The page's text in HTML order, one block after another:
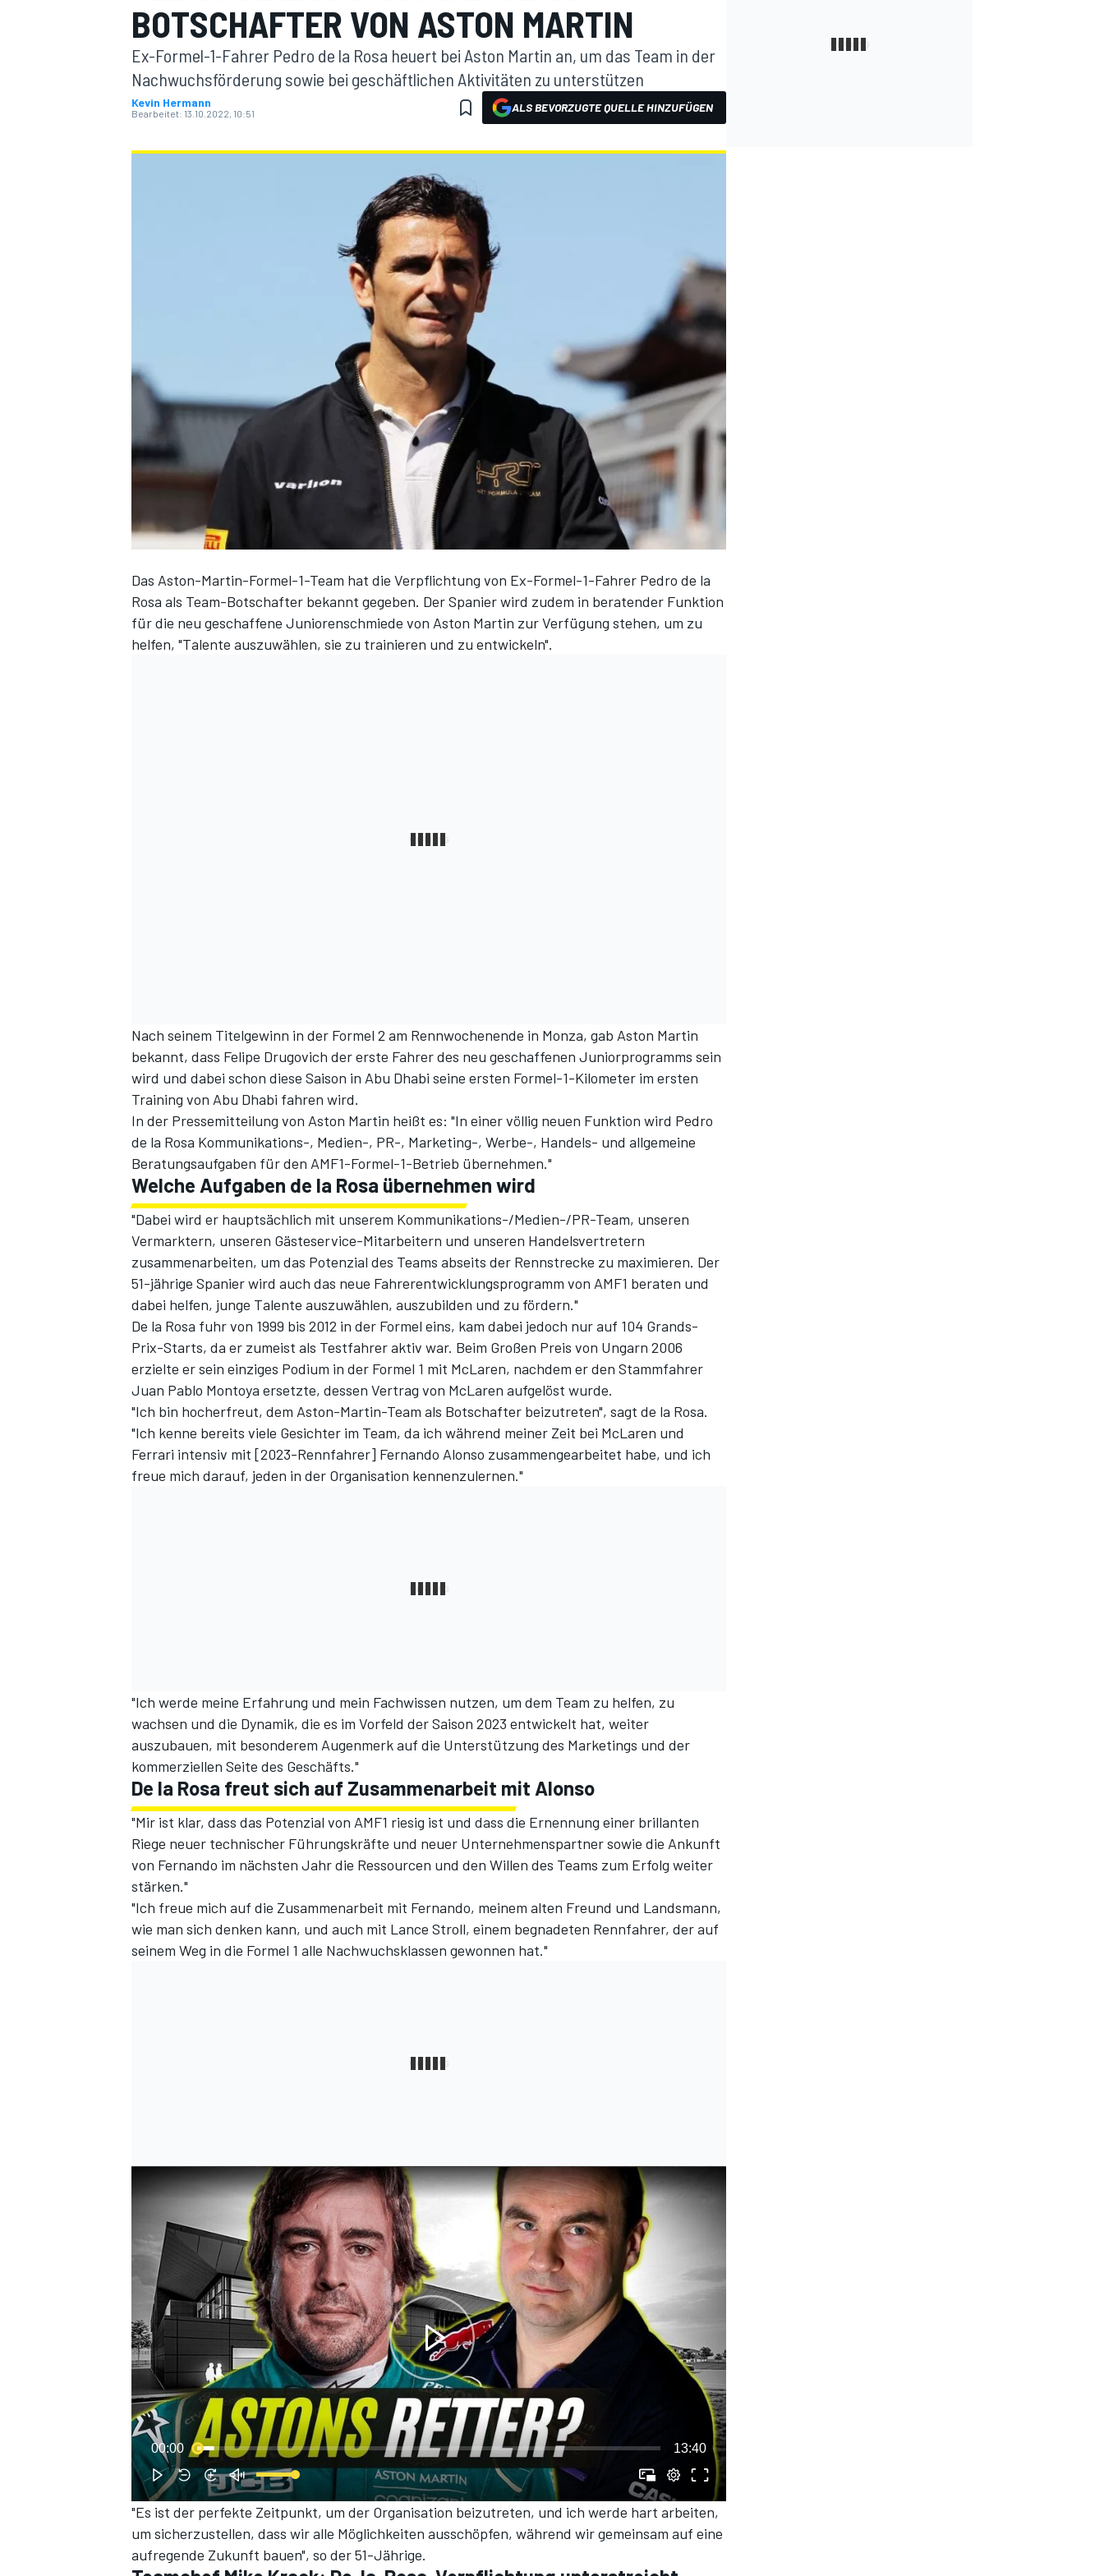
DTM
SPORTWAGEN
BOTSCHAFTER VON ASTON MARTIN
Ex-Formel-1-Fahrer Pedro de la Rosa heuert bei Aston Martin an, um das Team in der
Nachwuchsförderung sowie bei geschäftlichen Aktivitäten zu unterstützen
Kevin Hermann
Bearbeitet: 13.10.2022, 10:51 ALS BEVORZUGTE QUELLE HINZUFÜGEN
Das Aston-Martin-Formel-1-Team hat die Verpflichtung von Ex-Formel-1-Fahrer Pedro de la
Rosa als Team-Botschafter bekannt gegeben. Der Spanier wird zudem in beratender Funktion
für die neu geschaffene Juniorenschmiede von Aston Martin zur Verfügung stehen, um zu
helfen, "Talente auszuwählen, sie zu trainieren und zu entwickeln".
Nach seinem Titelgewinn in der Formel 2 am Rennwochenende in Monza, gab Aston Martin
bekannt, dass Felipe Drugovich der erste Fahrer des neu geschaffenen Juniorprogramms sein
wird und dabei schon diese Saison in Abu Dhabi seine ersten Formel-1-Kilometer im ersten
Training von Abu Dhabi fahren wird.
In der Pressemitteilung von Aston Martin heißt es: "In einer völlig neuen Funktion wird Pedro
de la Rosa Kommunikations-, Medien-, PR-, Marketing-, Werbe-, Handels- und allgemeine
Beratungsaufgaben für den AMF1-Formel-1-Betrieb übernehmen."
Welche Aufgaben de la Rosa übernehmen wird
"Dabei wird er hauptsächlich mit unserem Kommunikations-/Medien-/PR-Team, unseren
Vermarktern, unseren Gästeservice-Mitarbeitern und unseren Handelsvertretern
zusammenarbeiten, um das Potenzial des Teams abseits der Rennstrecke zu maximieren. Der
51-jährige Spanier wird auch das neue Fahrerentwicklungsprogramm von AMF1 beraten und
dabei helfen, junge Talente auszuwählen, auszubilden und zu fördern."
De la Rosa fuhr von 1999 bis 2012 in der Formel eins, kam dabei jedoch nur auf 104 Grands-
Prix-Starts, da er zumeist als Testfahrer aktiv war. Beim Großen Preis von Ungarn 2006
erzielte er sein einziges Podium in der Formel 1 mit McLaren, nachdem er den Stammfahrer
Juan Pablo Montoya ersetzte, dessen Vertrag von McLaren aufgelöst wurde.
"Ich bin hocherfreut, dem Aston-Martin-Team als Botschafter beizutreten", sagt de la Rosa.
"Ich kenne bereits viele Gesichter im Team, da ich während meiner Zeit bei McLaren und
Ferrari intensiv mit [2023-Rennfahrer] Fernando Alonso zusammengearbeitet habe, und ich
freue mich darauf, jeden in der Organisation kennenzulernen."
"Ich werde meine Erfahrung und mein Fachwissen nutzen, um dem Team zu helfen, zu
wachsen und die Dynamik, die es im Vorfeld der Saison 2023 entwickelt hat, weiter
auszubauen, mit besonderem Augenmerk auf die Unterstützung des Marketings und der
kommerziellen Seite des Geschäfts."
De la Rosa freut sich auf Zusammenarbeit mit Alonso
"Mir ist klar, dass das Potenzial von AMF1 riesig ist und dass die Ernennung einer brillanten
Riege neuer technischer Führungskräfte und neuer Unternehmenspartner sowie die Ankunft
von Fernando im nächsten Jahr die Ressourcen und den Willen des Teams zum Erfolg weiter
stärken."
"Ich freue mich auf die Zusammenarbeit mit Fernando, meinem alten Freund und Landsmann,
wie man sich denken kann, und auch mit Lance Stroll, einem begnadeten Rennfahrer, der auf
seinem Weg in die Formel 1 alle Nachwuchsklassen gewonnen hat."
00:00 13:40
"Es ist der perfekte Zeitpunkt, um der Organisation beizutreten, und ich werde hart arbeiten,
um sicherzustellen, dass wir alle Möglichkeiten ausschöpfen, während wir gemeinsam auf eine
aufregende Zukunft bauen", so der 51-Jährige.